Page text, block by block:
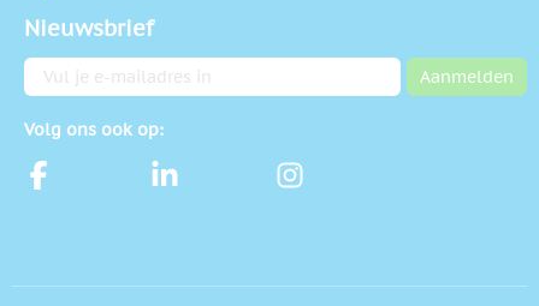
Nieuwsbrief
E-mailadres Aanmelden
Volg ons ook op: